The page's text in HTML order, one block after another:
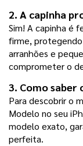
2. A capinha
Sim! A capinha é
firme,
arranhões e
comprometer o
3. Como saber
Para descobrir o
Modelo no seu
modelo exato,
perfeita.